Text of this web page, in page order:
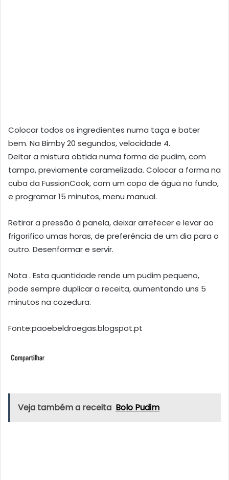
Colocar todos os ingredientes numa taça e bater
bem. Na Bimby 20 segundos, velocidade 4.
Deitar a mistura obtida numa forma de pudim, com
tampa, previamente caramelizada. Colocar a forma na
cuba da FussionCook, com um copo de água no fundo,
e programar 15 minutos, menu manual.
Retirar a pressão à panela, deixar arrefecer e levar ao
frigorifico umas horas, de preferência de um dia para o
outro. Desenformar e servir.
Nota . Esta quantidade rende um pudim pequeno,
pode sempre duplicar a receita, aumentando uns 5
minutos na cozedura.
Fonte:paoebeldroegas.blogspot.pt
Veja também a receita Bolo Pudim